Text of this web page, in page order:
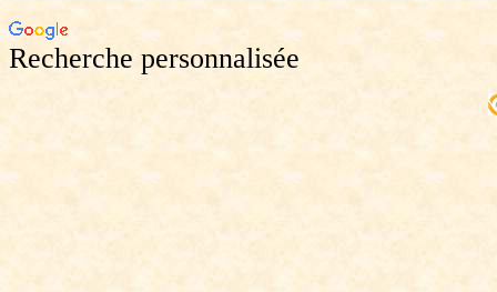
Recherche personnalisée